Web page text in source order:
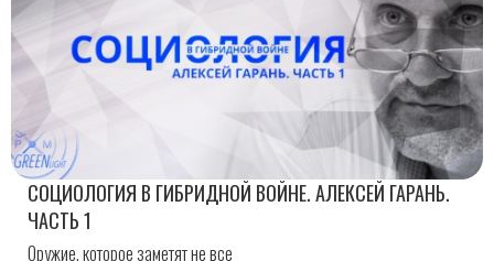
СОЦИОЛОГИЯ В ГИБРИДНОЙ ВОЙНЕ. АЛЕКСЕЙ ГАРАНЬ.
ЧАСТЬ 1
Оружие, которое заметят не все